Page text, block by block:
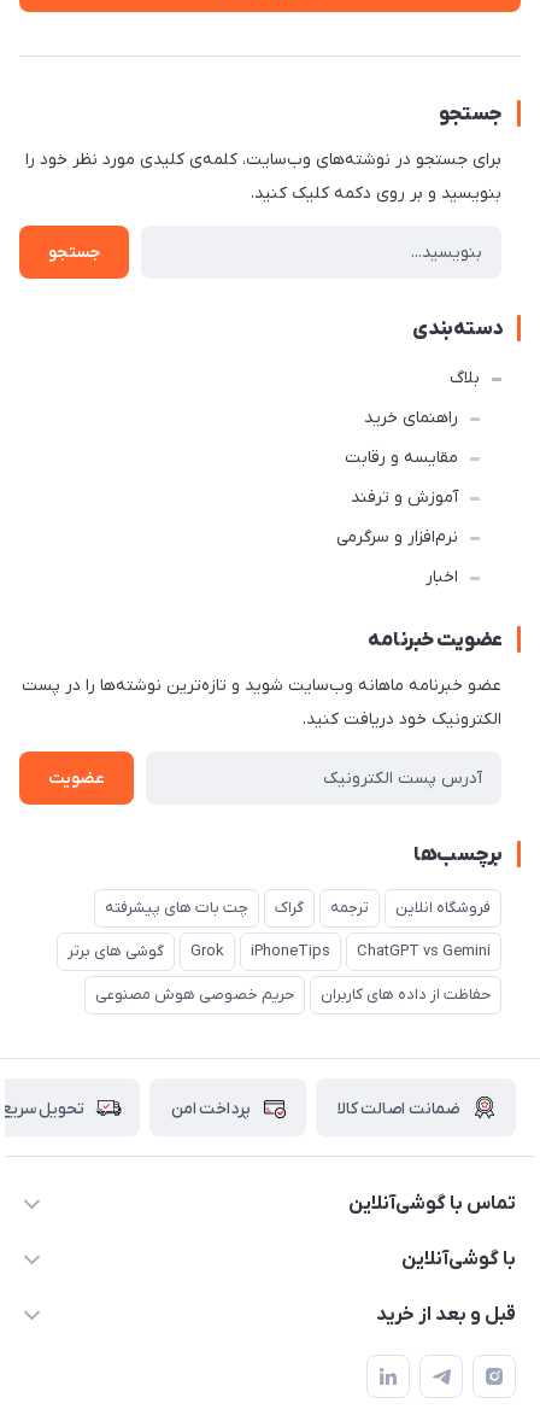
جستجو
برای جستجو در نوشته‌های وب‌سایت، کلمه‌ی کلیدی مورد نظر خود را
بنویسید و بر روی دکمه کلیک کنید.
جستجو
دسته‌بندی
بلاگ
راهنمای خرید
مقایسه و رقابت
آموزش و ترفند
نرم‌افزار و سرگرمی
اخبار
عضویت خبرنامه
عضو خبرنامه ماهانه وب‌سایت شوید و تازه‌ترین نوشته‌ها را در پست
الکترونیک خود دریافت کنید.
عضویت
برچسب‌ها
فروشگاه انلاین ترجمه گراک چت بات های پیشرفته
ChatGPT vs Gemini
iPhoneTips
Grok گوشی های برتر
حفاظت از داده های کاربران حریم خصوصی هوش مصنوعی
ضمانت اصالت کالا پرداخت امن تحویل سریع
تماس با گوشی‌آنلاین
۰۲۱91001221
با گوشی‌آنلاین
درباره ما
حساب کاربری
قبل و بعد از خرید
نحوه خرید از گوشی آنلاین
شرایط ضمانت هفت روزه